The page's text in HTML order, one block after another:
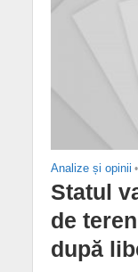
Analize și opinii •
Statul
de
după